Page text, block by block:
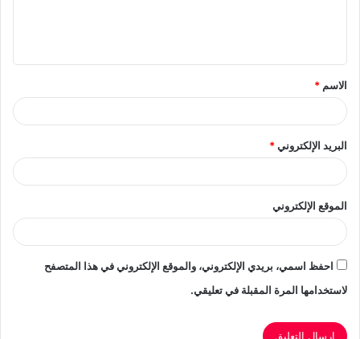
ق
*
الاسم *
البريد الإلكتروني*
الموقع الإلكتروني
احفظ اسمي، بريدي الإلكتروني، والموقع الإلكتروني في هذا المتصفح
لاستخدامها المرة المقبلة في تعليقي.